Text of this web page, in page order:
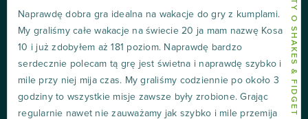
INNE ARTY O SHAKES & FIDGET
Naprawdę dobra gra idealna na wakacje do gry z kumplami.
My graliśmy całe wakacje na świecie 20 ja mam nazwę Kosa
10 i już zdobyłem aż 181 poziom. Naprawdę bardzo
serdecznie polecam tą grę jest świetna i naprawdę szybko i
mile przy niej mija czas. My graliśmy codziennie po około 3
godziny to wszystkie misje zawsze były zrobione. Grając
regularnie nawet nie zauważamy jak szybko i mile przemija